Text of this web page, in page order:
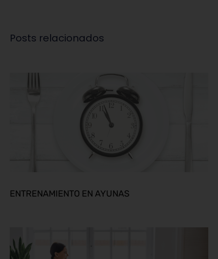
Posts relacionados
ENTRENAMIENTO EN AYUNAS